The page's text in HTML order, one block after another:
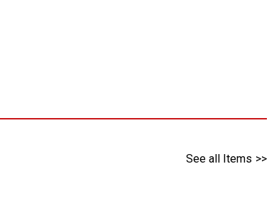
See all Items